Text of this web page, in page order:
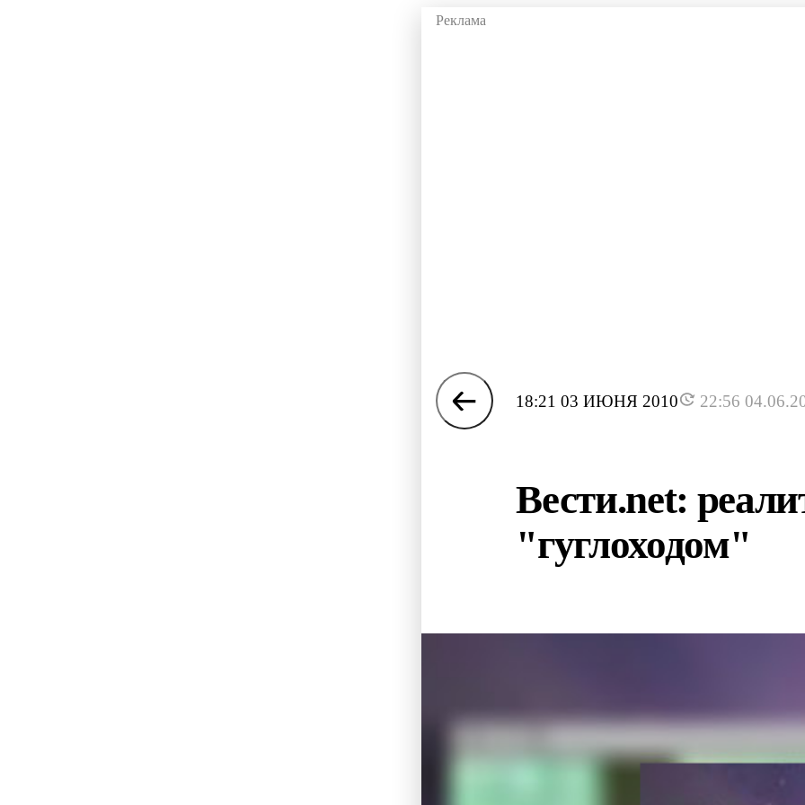
18:21 03 ИЮНЯ 2010 22:56
Вести.net:
"гуглоходом"